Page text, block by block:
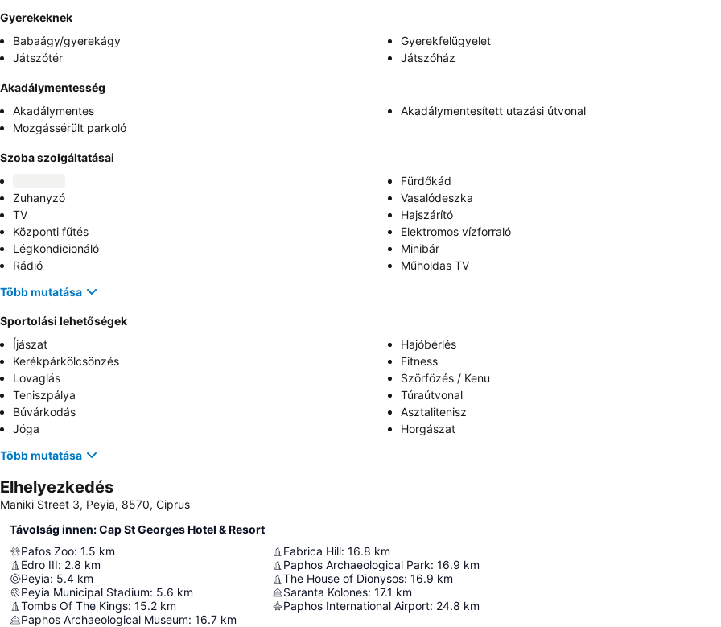
Gyerekeknek
Babaágy/gyerekágy
Gyerekfelügyelet
Játszótér
Játszóház
Akadálymentesség
Akadálymentes
Akadálymentesített utazási útvonal
Mozgássérült parkoló
Szoba szolgáltatásai
Fürdőkád
Zuhanyzó
Vasalódeszka
TV
Hajszárító
Központi fűtés
Elektromos vízforraló
Légkondicionáló
Minibár
Rádió
Műholdas TV
Több mutatása
Sportolási lehetőségek
Íjászat
Hajóbérlés
Kerékpárkölcsönzés
Fitness
Lovaglás
Szörfözés / Kenu
Teniszpálya
Túraútvonal
Búvárkodás
Asztalitenisz
Jóga
Horgászat
Több mutatása
Elhelyezkedés
Maniki Street 3, Peyia, 8570, Ciprus
Távolság innen: Cap St Georges Hotel & Resort
Pafos Zoo: 1.5 km
Edro III: 2.8 km
Peyia: 5.4 km
Peyia Municipal Stadium: 5.6 km
Tombs Of The Kings: 15.2 km
Paphos Archaeological Museum: 16.7 km
Fabrica Hill: 16.8 km
Paphos Archaeological Park: 16.9 km
The House of Dionysos: 16.9 km
Saranta Kolones: 17.1 km
Paphos International Airport: 24.8 km